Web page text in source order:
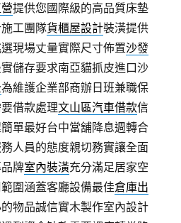
提供您國際級的高品質床墊
工團隊貨櫃屋設計裝潢提供
現場丈量實際尺寸佈置沙發
儲存要求南亞貓抓皮進口沙
為維護企業部商辦日班兼職保
借款處理文山區汽車借款信
單最好台中當舖降息週轉合
人員的態度親切務實讓全面
牌室內裝潢充分滿足居家空
圍涵蓋客廳設備最佳倉庫出
物品誠信實木製作室內設計